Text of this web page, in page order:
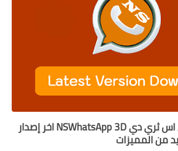
واتساب عمر الاخظر
تحميل واتس اب ان اس ثري دي NSWhatsApp 3D اخر إصدار
من المميزات